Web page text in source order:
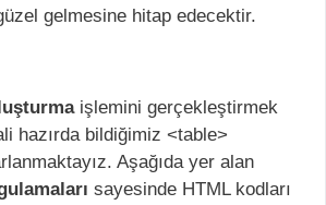
gelmesine hitap edecektir.
işlemini gerçekleştirmek
hazırda bildiğimiz <table>
Aşağıda yer alan
sayesinde HTML kodları